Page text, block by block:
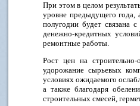
При этом в целом
уровне предыдущего года,
полугодии будет связана
денежно‑кредитных
ремонтные работы.
Рост цен на
удорожание сырьевых
условиях ожидаемого
а также благодаря
строительных смесей,